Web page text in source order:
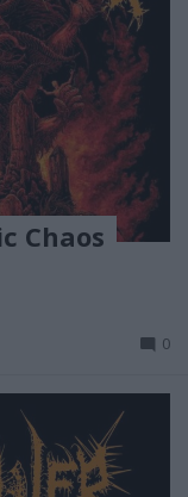
Chaos
0